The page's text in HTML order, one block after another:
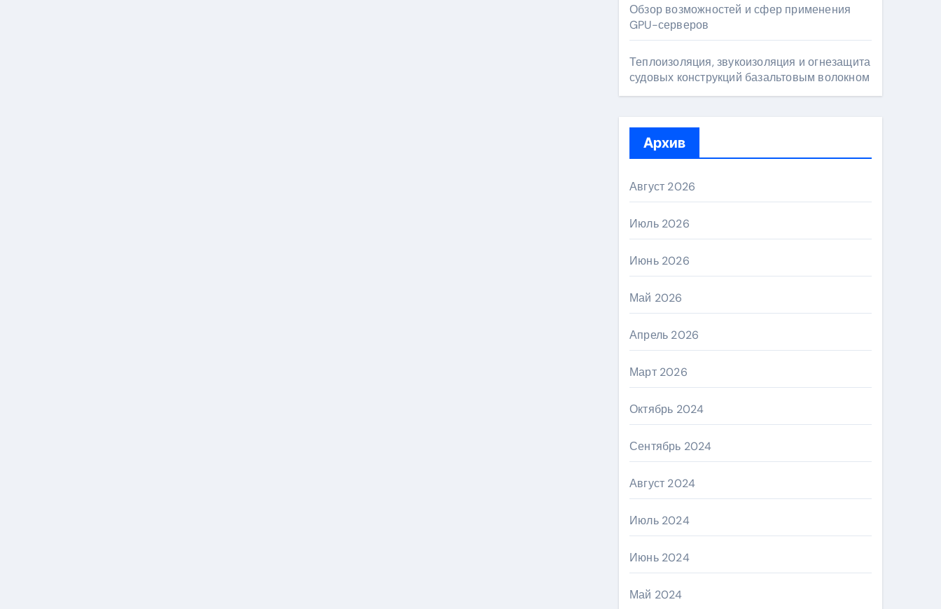
Обзор возможностей и сфер применения
GPU-серверов
Теплоизоляция, звукоизоляция и огнезащита
судовых конструкций базальтовым волокном
Архив
Август 2026
Июль 2026
Июнь 2026
Май 2026
Апрель 2026
Март 2026
Октябрь 2024
Сентябрь 2024
Август 2024
Июль 2024
Июнь 2024
Май 2024